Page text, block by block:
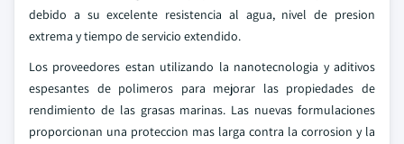
debido a su excelente resistencia al agua, nivel de presion
extrema y tiempo de servicio extendido.
Los proveedores estan utilizando la nanotecnologia y aditivos
espesantes de polimeros para mejorar las propiedades de
rendimiento de las grasas marinas. Las nuevas formulaciones
proporcionan una proteccion mas larga contra la corrosion y la